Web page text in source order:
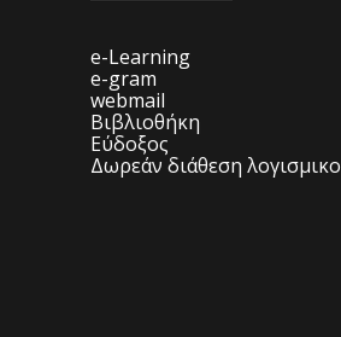
e-Learning
e-gram
webmail
Βιβλιοθήκη
Εύδοξος
Δωρεάν διάθεση